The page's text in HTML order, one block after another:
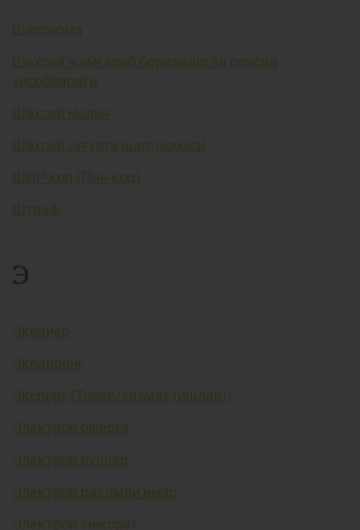
Шартнома
Шахсий жамғариб бориладиган пенсия
ҳисобварағи
Шахсий молия
Шахсий суғурта шартномаси
ШИР-код (Пин-код)
Штраф
Э
Эквайер
Эквайринг
Экспорт (Товар/хизмат (ишлар))
Электрон оферта
Электрон пуллар
Электрон рақамли имзо
Электрон тижорат